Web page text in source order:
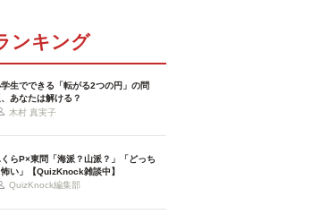
ンキング
生でできる「転がる2つの円」の問
あなたは解ける？
木村 真実子
らP×東問「海派？山派？」「どっち
怖い」【QuizKnock雑談中】
QuizKnock編集部